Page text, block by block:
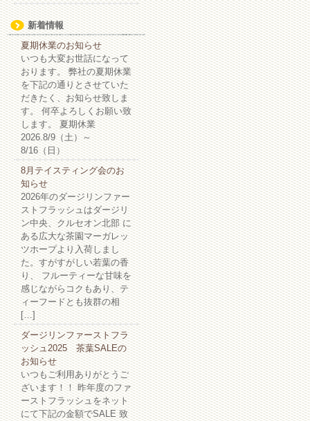
新着情報
夏期休業のお知らせ
いつも大変お世話になって
おります。 弊社の夏期休業
を下記の通りとさせていた
だきたく、お知らせ致しま
す。 何卒よろしくお願い致
します。 夏期休業
2026.8/9（土）～
8/16（日）
8月テイスティング会のお
知らせ
2026年のダージリンファー
ストフラッシュはダージリ
ン中央、クルセオン北部 に
ある広大な茶園マーガレッ
ツホープより入荷しまし
た。すがすがしい若葉の香
り、 フルーティーな甘味を
感じながらコクもあり、テ
ィーフードとも抜群の相
[…]
ダージリンファーストフラ
ッシュ2025 茶葉SALEの
お知らせ
いつもご利用ありがとうご
ざいます！！ 昨年度のファ
ーストフラッシュをネット
にて下記の金額でSALE 致